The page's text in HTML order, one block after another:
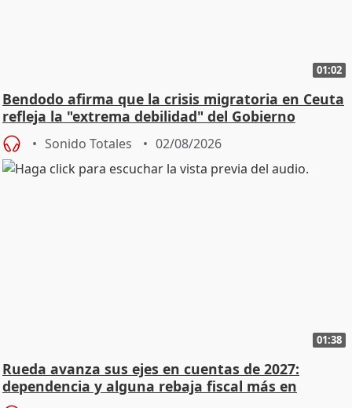
01:02
Bendodo afirma que la crisis migratoria en Ceuta
refleja la "extrema debilidad" del Gobierno
Sonido Totales 02/08/2026
01:38
Rueda avanza sus ejes en cuentas de 2027:
dependencia y alguna rebaja fiscal más en
vivienda